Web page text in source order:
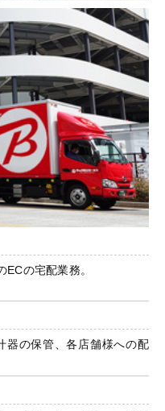
ECの宅配業務。
器の保管、各店舗様への配